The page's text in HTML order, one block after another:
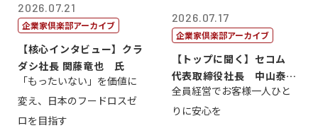
2026.07.21
企業家倶楽部アーカイブ
【核心インタビュー】クラ
ダシ社長 関藤竜也 氏
「もったいない」を価値に
変え、日本のフードロスゼ
ロを目指す
2026.07.17
企業家倶楽部アーカイブ
【トップに聞く】セコム
代表取締役社長 中山泰
男
全員経営でお客様一人ひと
りに安心を